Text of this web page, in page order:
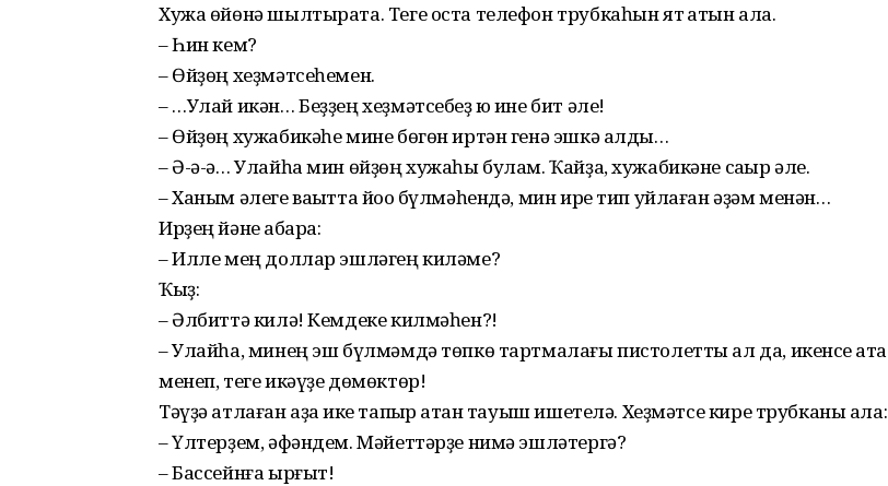
Хужа өйөнә шылтырата. Теге оста телефон трубкаһын ят ҡатын ала.
– Һин кем?
– Өйҙөң хеҙмәтсеһемен.
– …Улай икән… Беҙҙең хеҙмәтсебеҙ юҡ ине бит әле!
– Өйҙөң хужабикәһе мине бөгөн иртән генә эшкә алды…
– Ә-ә-ә… Улайһа мин өйҙөң хужаһы булам. Ҡайҙа, хужабикәне саҡыр әле.
– Ханым әлеге ваҡытта йоҡо бүлмәһендә, мин ире тип уйлаған әҙәм менән…
Ирҙең йәне ҡабара:
– Илле мең доллар эшләгең киләме?
Ҡыҙ:
– Әлбиттә килә! Кемдеке килмәһен?!
– Улайһа, минең эш бүлмәмдә төпкө тартмалағы пистолетты ал да, икенсе ҡатҡа
менеп, теге икәүҙе дөмөктөр!
Тәүҙә атлаған аҙаҡ ике тапҡыр атҡан тауыш ишетелә. Хеҙмәтсе кире трубканы ала:
– Үлтерҙем, әфәндем. Мәйеттәрҙе нимә эшләтергә?
– Бассейнға ырғыт!